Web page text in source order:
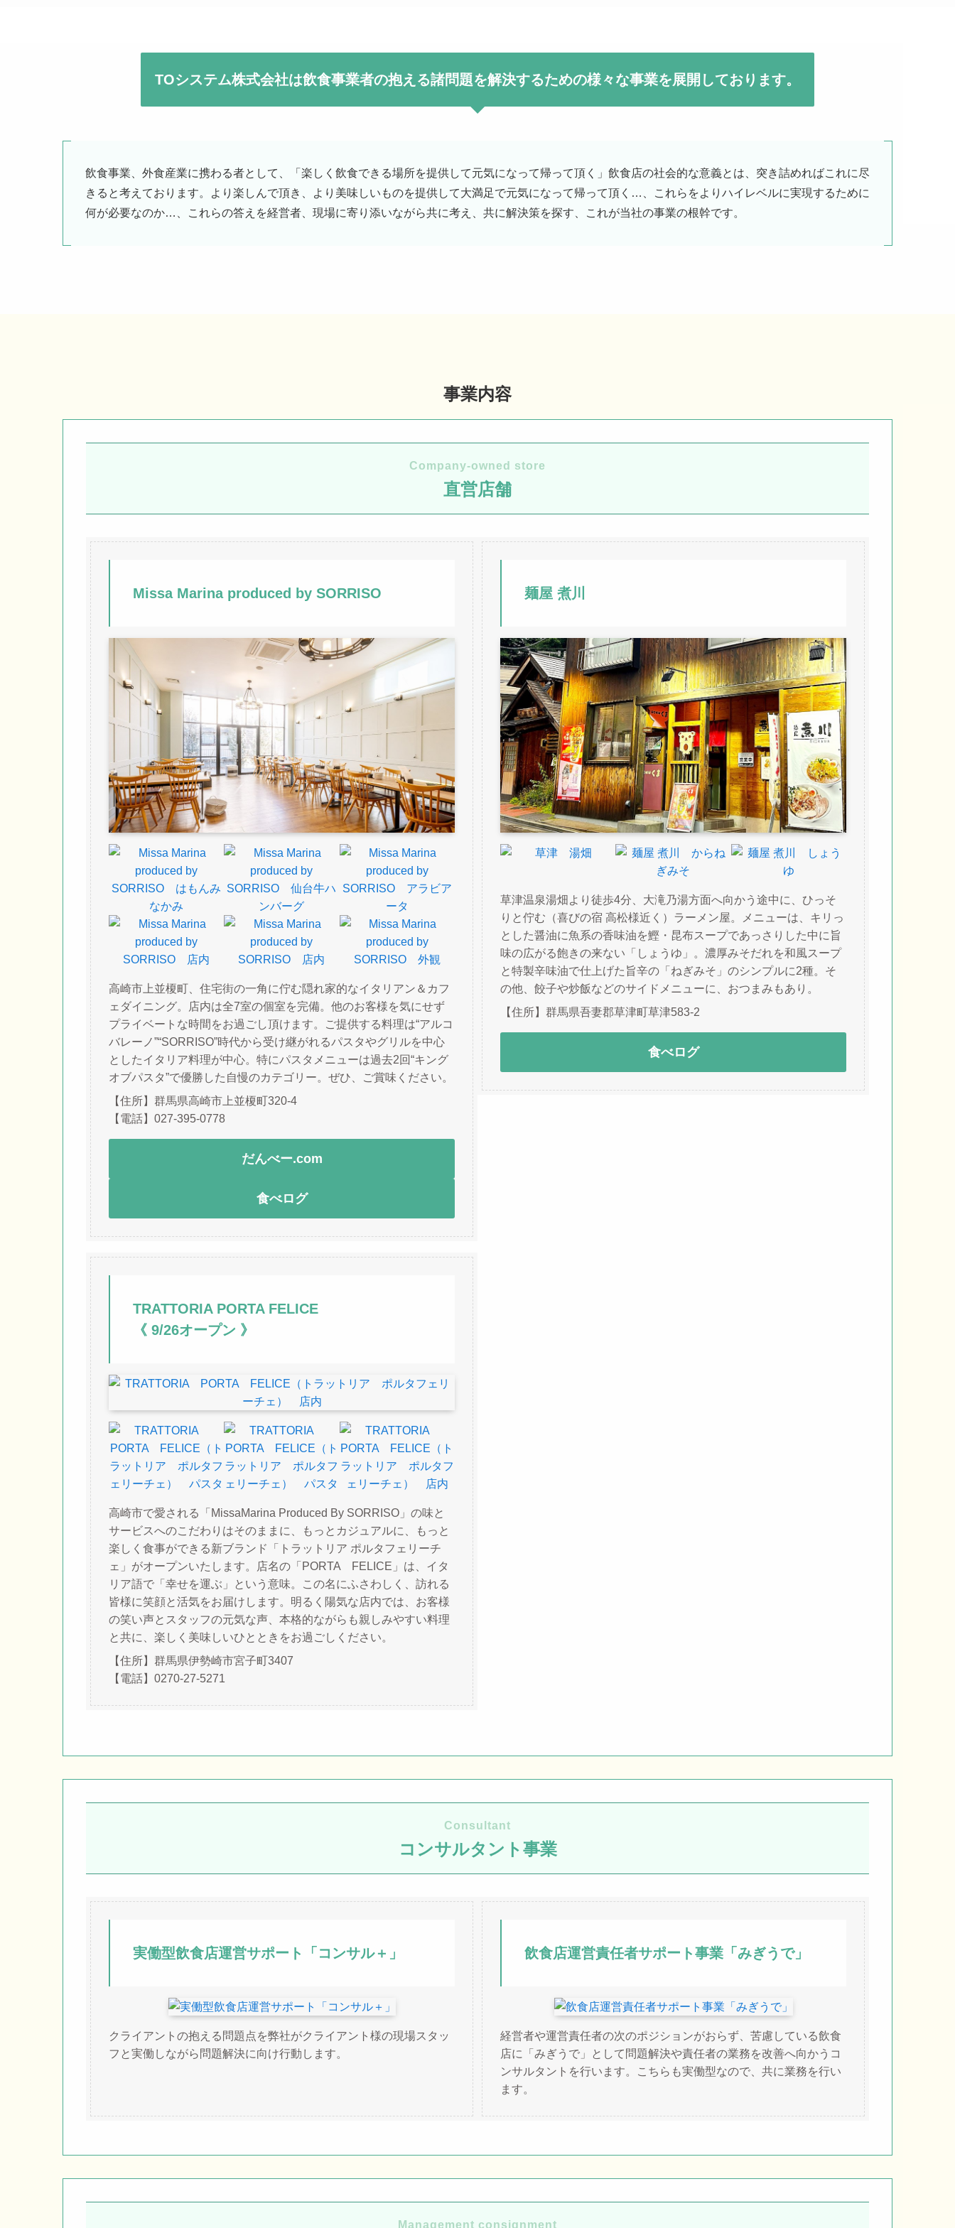
TOシステム株式会社は飲食事業者の抱える諸問題を解決するための様々な事業を展開しております。
飲食事業、外食産業に携わる者として、「楽しく飲食できる場所を提供して元気になって帰って頂く」飲食店の社会的な意義とは、突き詰めればこれに尽
きると考えております。より楽しんで頂き、より美味しいものを提供して大満足で元気になって帰って頂く…、これらをよりハイレベルに実現するために
何が必要なのか…、これらの答えを経営者、現場に寄り添いながら共に考え、共に解決策を探す、これが当社の事業の根幹です。
事業内容
Company-owned store
直営店舗
Missa Marina produced by SORRISO
高崎市上並榎町、住宅街の一角に佇む隠れ家的なイタリアン＆カフ
ェダイニング。店内は全7室の個室を完備。他のお客様を気にせず
プライベートな時間をお過ごし頂けます。ご提供する料理は“アルコ
バレーノ”“SORRISO”時代から受け継がれるパスタやグリルを中心
としたイタリア料理が中心。特にパスタメニューは過去2回“キング
オブパスタ”で優勝した自慢のカテゴリー。ぜひ、ご賞味ください。
【住所】群馬県高崎市上並榎町320-4
【電話】027-395-0778
だんべー.com
食べログ
麺屋 煮川
草津温泉湯畑より徒歩4分、大滝乃湯方面へ向かう途中に、ひっそ
りと佇む（喜びの宿 高松様近く）ラーメン屋。メニューは、キリっ
とした醤油に魚系の香味油を鰹・昆布スープであっさりした中に旨
味の広がる飽きの来ない「しょうゆ」。濃厚みそだれを和風スープ
と特製辛味油で仕上げた旨辛の「ねぎみそ」のシンプルに2種。そ
の他、餃子や炒飯などのサイドメニューに、おつまみもあり。
【住所】群馬県吾妻郡草津町草津583-2
食べログ
TRATTORIA PORTA FELICE
《 9/26オープン 》
高崎市で愛される「MissaMarina Produced By SORRISO」の味と
サービスへのこだわりはそのままに、もっとカジュアルに、もっと
楽しく食事ができる新ブランド「トラットリア ポルタフェリーチ
ェ」がオープンいたします。店名の「PORTA FELICE」は、イタ
リア語で「幸せを運ぶ」という意味。この名にふさわしく、訪れる
皆様に笑顔と活気をお届けします。明るく陽気な店内では、お客様
の笑い声とスタッフの元気な声、本格的ながらも親しみやすい料理
と共に、楽しく美味しいひとときをお過ごしください。
【住所】群馬県伊勢崎市宮子町3407
【電話】0270-27-5271
Consultant
コンサルタント事業
実働型飲食店運営サポート「コンサル＋」
クライアントの抱える問題点を弊社がクライアント様の現場スタッ
フと実働しながら問題解決に向け行動します。
飲食店運営責任者サポート事業「みぎうで」
経営者や運営責任者の次のポジションがおらず、苦慮している飲食
店に「みぎうで」として問題解決や責任者の業務を改善へ向かうコ
ンサルタントを行います。こちらも実働型なので、共に業務を行い
ます。
Management consignment